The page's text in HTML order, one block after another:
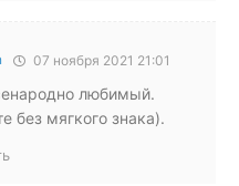
07 ноября 2021 21:01
любимый.
без мягкого знака).